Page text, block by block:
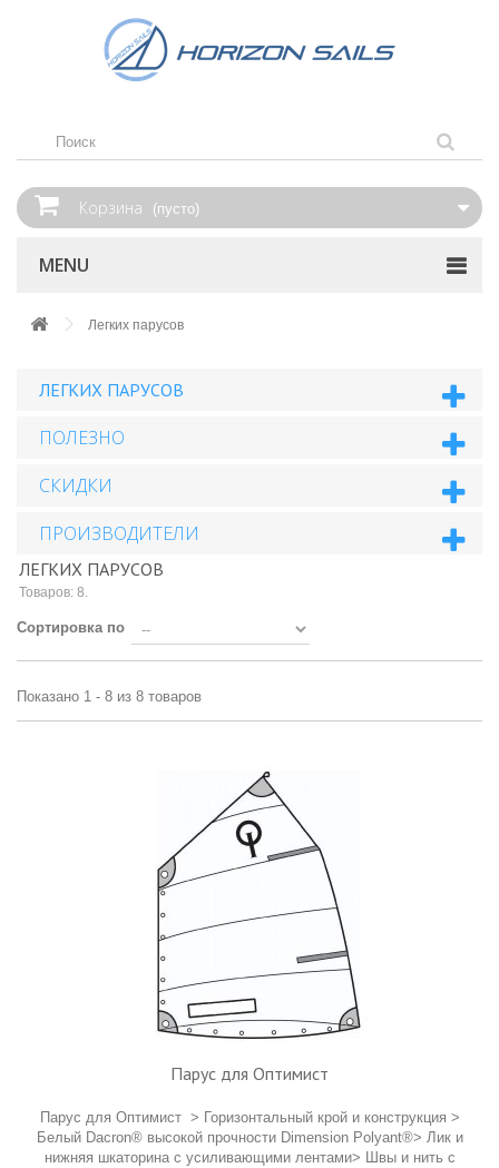
Корзина (пусто)
MENU
Легких парусов
ЛЕГКИХ ПАРУСОВ
ПОЛЕЗНО
СКИДКИ
ПРОИЗВОДИТЕЛИ
ЛЕГКИХ ПАРУСОВ
Товаров: 8.
Сортировка по
Показано 1 - 8 из 8 товаров
Парус для Оптимист
Парус для Оптимист > Горизонтальный крой и конструкция >
Белый Dacron® высокой прочности Dimension Polyant®> Лик и
нижняя шкаторина с усиливающими лентами> Швы и нить с